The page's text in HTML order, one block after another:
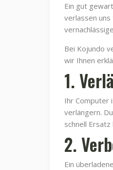
Ein gut
verlassen
Bei Kojundo
wir Ihnen
1.
Ihr Computer
verlängern.
schnell
2.
Ein